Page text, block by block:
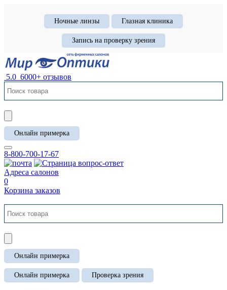
Ночные линзы Глазная клиника
Запись на проверку зрения
5.0 6000+ отзывов
Онлайн примерка
8-800-700-17-67
Адреса салонов
0
Корзина заказов
Онлайн примерка
Онлайн примерка Проверка зрения